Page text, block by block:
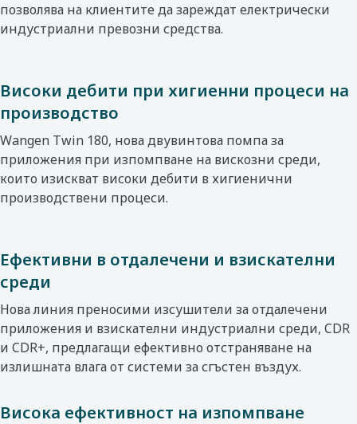
позволява на клиентите да зареждат електрически
индустриални превозни средства.
Високи дебити при хигиенни процеси на
производство
Wangen Twin 180, нова двувинтова помпаза
приложения при изпомпване на вискозни среди,
които изискват високи дебити в хигиенични
производствени процеси.
Ефективни в отдалечени и взискателни
среди
Нова линия преносими изсушители за отдалечени
приложения и взискателни индустриални среди, CDR
и CDR+, предлагащи ефективно отстраняване на
излишната влага от системи за сгъстен въздух.
Висока ефективност на изпомпване